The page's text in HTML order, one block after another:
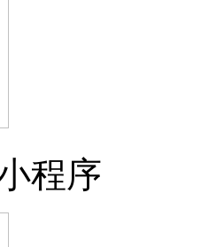
程序